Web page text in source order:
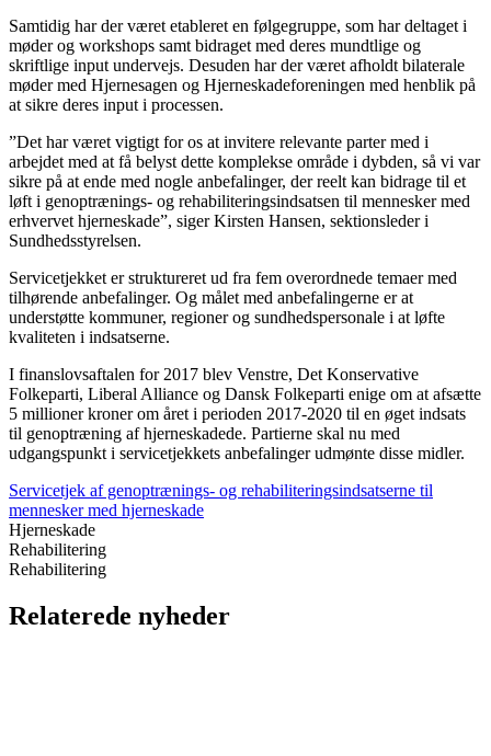
Samtidig har der været etableret en følgegruppe, som har deltaget i
møder og workshops samt bidraget med deres mundtlige og
skriftlige input undervejs. Desuden har der været afholdt bilaterale
møder med Hjernesagen og Hjerneskadeforeningen med henblik på
at sikre deres input i processen.
”Det har været vigtigt for os at invitere relevante parter med i
arbejdet med at få belyst dette komplekse område i dybden, så vi var
sikre på at ende med nogle anbefalinger, der reelt kan bidrage til et
løft i genoptrænings- og rehabiliteringsindsatsen til mennesker med
erhvervet hjerneskade”, siger Kirsten Hansen, sektionsleder i
Sundhedsstyrelsen.
Servicetjekket er struktureret ud fra fem overordnede temaer med
tilhørende anbefalinger. Og målet med anbefalingerne er at
understøtte kommuner, regioner og sundhedspersonale i at løfte
kvaliteten i indsatserne.
I finanslovsaftalen for 2017 blev Venstre, Det Konservative
Folkeparti, Liberal Alliance og Dansk Folkeparti enige om at afsætte
5 millioner kroner om året i perioden 2017-2020 til en øget indsats
til genoptræning af hjerneskadede. Partierne skal nu med
udgangspunkt i servicetjekkets anbefalinger udmønte disse midler.
Servicetjek af genoptrænings- og rehabiliteringsindsatserne til
mennesker med hjerneskade
Hjerneskade
Rehabilitering
Rehabilitering
Relaterede nyheder